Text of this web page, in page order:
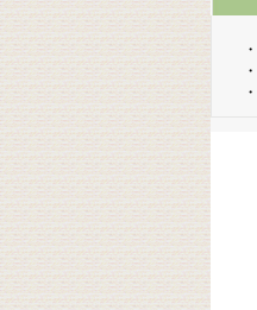
・
・
・